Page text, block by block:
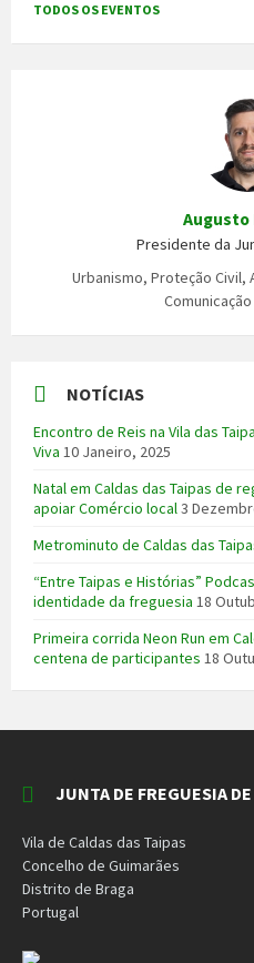
TODOS OS EVENTOS
Augusto
Presidente da
Urbanismo, Proteção
NOTÍCIAS
Encontro de Reis na Vila das
Viva 10 Janeiro, 2025
Natal em Caldas das Taipas de
apoiar Comércio local3
Metrominuto de Caldas das
“Entre Taipas e Histórias”
identidade da freguesia 18
Primeira corrida Neon Run em
centena de participantes 18
JUNTA DE FREGUESIA
Vila de Caldas das Taipas
Concelho de Guimarães
Distrito de Braga
Portugal